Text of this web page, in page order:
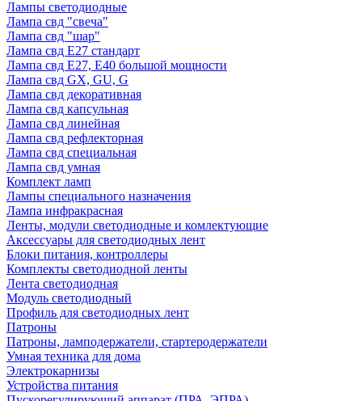
Лампы светодиодные
Лампа свд "свеча"
Лампа свд "шар"
Лампа свд E27 стандарт
Лампа свд E27, Е40 большой мощности
Лампа свд GX, GU, G
Лампа свд декоративная
Лампа свд капсульная
Лампа свд линейная
Лампа свд рефлекторная
Лампа свд специальная
Лампа свд умная
Комплект ламп
Лампы специального назначения
Лампа инфракрасная
Ленты, модули светодиодные и комлектующие
Аксессуары для светодиодных лент
Блоки питания, контроллеры
Комплекты светодиодной ленты
Лента светодиодная
Модуль светодиодный
Профиль для светодиодных лент
Патроны
Патроны, ламподержатели, стартеродержатели
Умная техника для дома
Электрокарнизы
Устройства питания